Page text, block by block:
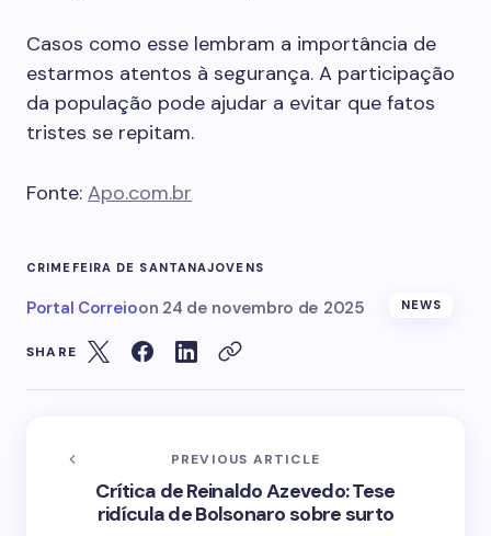
Casos como esse lembram a importância de
estarmos atentos à segurança. A participação
da população pode ajudar a evitar que fatos
tristes se repitam.
Fonte: Apo.com.br
CRIME FEIRA DE SANTANAJOVENS
Portal Correioon 24 de novembro de 2025 NEWS
SHARE
PREVIOUS ARTICLE
Crítica de Reinaldo Azevedo: Tese
ridícula de Bolsonaro sobre surto